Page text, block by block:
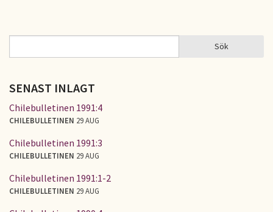
SÖKFORMULÄR Sök
SENAST INLAGT
Chilebulletinen 1991:4
CHILEBULLETINEN 29 AUG
Chilebulletinen 1991:3
CHILEBULLETINEN 29 AUG
Chilebulletinen 1991:1-2
CHILEBULLETINEN 29 AUG